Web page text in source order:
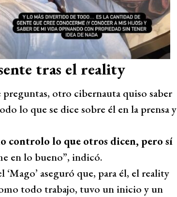
tras el reality
otro cibernauta quiso saber
lo que se dice sobre él en la prensa y
controlo lo que otros dicen, pero sí
en lo bueno”, indicó.
‘Mago’ aseguró que, para él, el reality
todo trabajo, tuvo un inicio y un